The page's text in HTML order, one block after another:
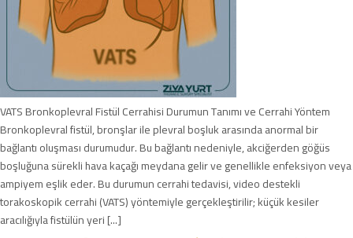
VATS Bronkoplevral Fistül Cerrahisi Durumun Tanımı ve Cerrahi Yöntem
Bronkoplevral fistül, bronşlar ile plevral boşluk arasında anormal bir
bağlantı oluşması durumudur. Bu bağlantı nedeniyle, akciğerden göğüs
boşluğuna sürekli hava kaçağı meydana gelir ve genellikle enfeksiyon veya
ampiyem eşlik eder. Bu durumun cerrahi tedavisi, video destekli
torakoskopik cerrahi (VATS) yöntemiyle gerçekleştirilir; küçük kesiler
aracılığıyla fistülün yeri [...]